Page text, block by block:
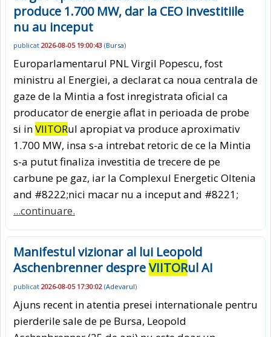
produce 1.700 MW, dar la CEO investitiile
nu au inceput
publicat 2026-08-05 19:00:43 (Bursa)
Europarlamentarul PNL Virgil Popescu, fost
ministru al Energiei, a declarat ca noua centrala de
gaze de la Mintia a fost inregistrata oficial ca
producator de energie aflat in perioada de probe
si inVIITORul apropiat va produce aproximativ
1.700 MW, insa s-a intrebat retoric de ce la Mintia
s-a putut finaliza investitia de trecere de pe
carbune pe gaz, iar la Complexul Energetic Oltenia
and #8222;nici macar nu a inceput and #8221;
...continuare.
Manifestul vizionar al lui Leopold
Aschenbrenner despreVIITORul AI
publicat 2026-08-05 17:30:02 (Adevarul)
Ajuns recent in atentia presei internationale pentru
pierderile sale de pe Bursa, Leopold